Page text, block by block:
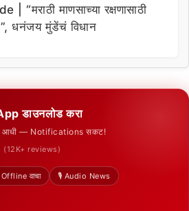
माणसाच्या रक्षणासाठी
धनंजय मुंडेंचं विधान
डाउनलोड करा
आधी — Notifications सकट!
(12K+ reviews)
वाचा
🎙️ Audio News